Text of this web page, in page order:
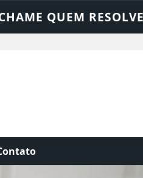
DEDETIZADORA •